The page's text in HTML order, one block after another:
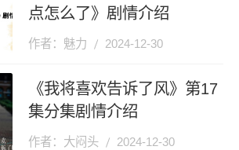
点怎么了》剧情介绍
作者：魅力 2024-12-30
《我将喜欢告诉了风》第17
集分集剧情介绍
作者：大闷头 2024-12-30